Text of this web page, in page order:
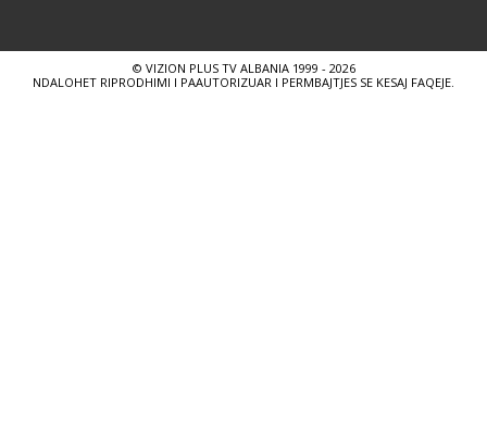
© VIZION PLUS TV ALBANIA 1999 - 2026
NDALOHET RIPRODHIMI I PAAUTORIZUAR I PERMBAJTJES SE KESAJ FAQEJE.